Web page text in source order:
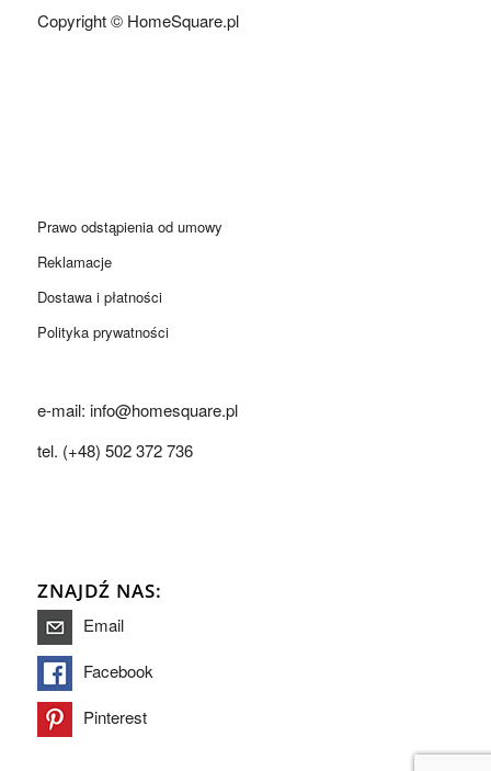
Copyright © HomeSquare.pl
Prawo odstąpienia od umowy
Reklamacje
Dostawa i płatności
Polityka prywatności
e-mail: info@homesquare.pl
tel. (+48) 502 372 736
ZNAJDŹ NAS:
Email
Facebook
Pinterest